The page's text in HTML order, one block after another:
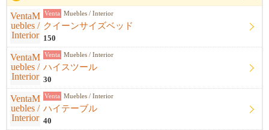
Venta Muebles / Interior
クイーンサイズベッド
150
Venta Muebles / Interior
ハイスツール
30
Venta Muebles / Interior
ハイテーブル
40